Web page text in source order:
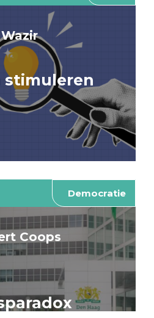
stimuleren
Democratie
Coops